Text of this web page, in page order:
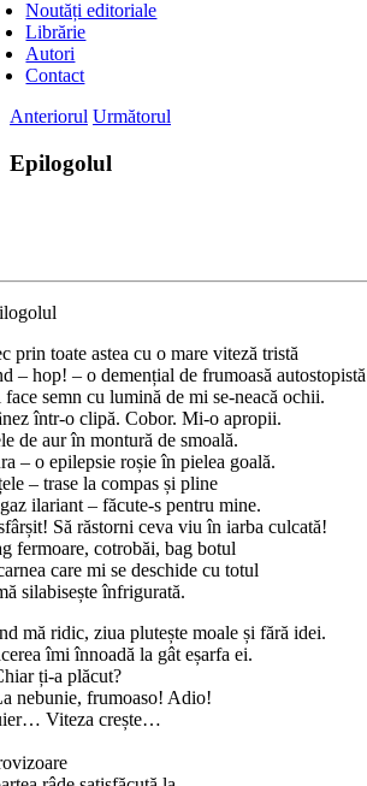
Noutăți editoriale
Librărie
Autori
Contact
Anteriorul Următorul
Epilogolul
prin toate astea cu o mare viteză tristă
– hop! – o demențial de frumoasă autostopistă
face semn cu lumină de mi se-neacă ochii.
într-o clipă. Cobor. Mi-o apropii.
de aur în montură de smoală.
– o epilepsie roșie în pielea goală.
– trase la compas și pline
ilariant – făcute-s pentru mine.
Să răstorni ceva viu în iarba culcată!
fermoare, cotrobăi, bag botul
care mi se deschide cu totul
silabisește înfrigurată.
mă ridic, ziua plutește moale și fără idei.
îmi înnoadă la gât eșarfa ei.
ți-a plăcut?
nebunie, frumoaso! Adio!
Viteza crește…